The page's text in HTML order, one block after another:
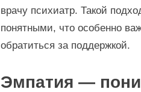
врачу психиатр. Такой
понятными, что особенно
обратиться за поддержкой.
Эмпатия —